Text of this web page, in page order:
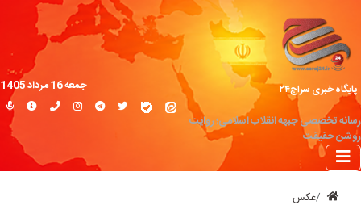
پایگاه خبری سراج۲۴
رسانه تخصصی جبهه انقلاب اسلامی؛ روایت
روشن حقیقت
جمعه 16 مرداد 1405
عکس